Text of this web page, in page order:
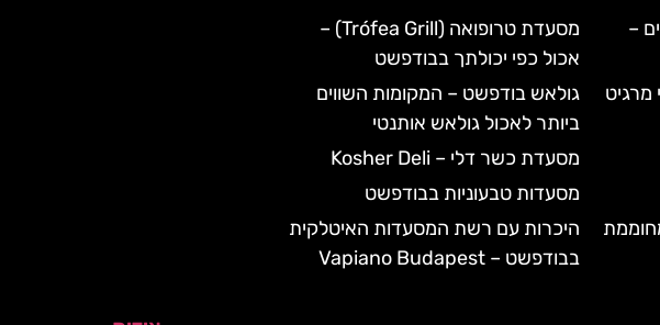
–
מרגיט
מסעדת טרופואה (Trófea Grill) –
אכול כפי יכולתך בבודפשט
גולאש בודפשט – המקומות השווים
ביותר לאכול גולאש אותנטי
מסעדת כשר דלי – Kosher Deli
מסעדות טבעוניות בבודפשט
היכרות עם רשת המסעדות האיטלקית
בבודפשט – Vapiano Budapest